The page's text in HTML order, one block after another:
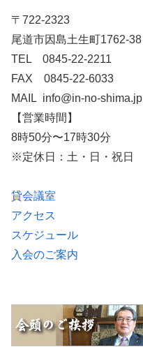
〒722-2323
尾道市因島土生町1762-38
TEL 0845-22-2211
FAX 0845-22-6033
MAIL info@in-no-shima.jp
【営業時間】
8時50分〜17時30分
※定休日：土・日・祝日
貸会議室
アクセス
スケジュール
入会のご案内